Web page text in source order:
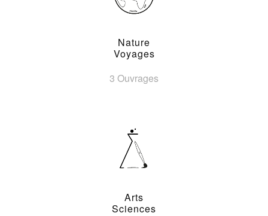
Nature
Voyages
3 Ouvrages
Arts
Sciences